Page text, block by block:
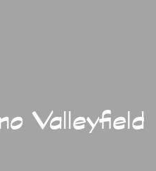
Valleyfield